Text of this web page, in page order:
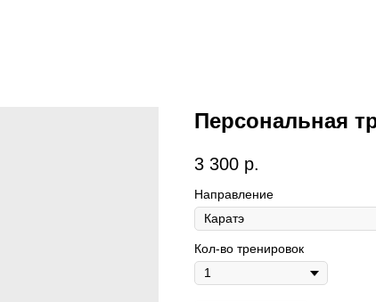
Персональная
3 300 р.
Направление
Кол-во тренировок